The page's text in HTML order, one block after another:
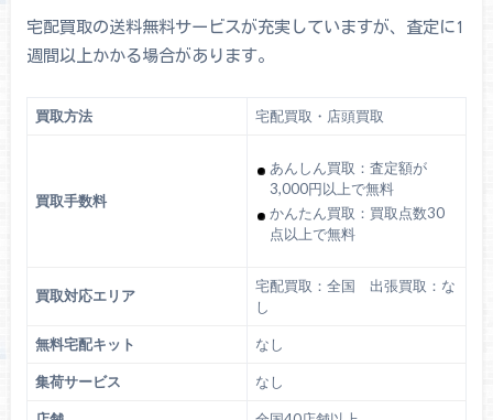
宅配買取の送料無料サービスが充実していますが、査定に1
週間以上かかる場合があります。
買取方法 宅配買取・店頭買取
買取手数料
あんしん買取：査定額が
3,000円以上で無料
かんたん買取：買取点数30
点以上で無料
買取対応エリア
宅配買取：全国 出張買取：な
し
無料宅配キット なし
集荷サービス なし